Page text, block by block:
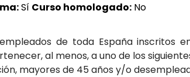
Sí Curso homologado: No
de toda España inscritos
al menos, a uno de los
mayores de 45 años y/o